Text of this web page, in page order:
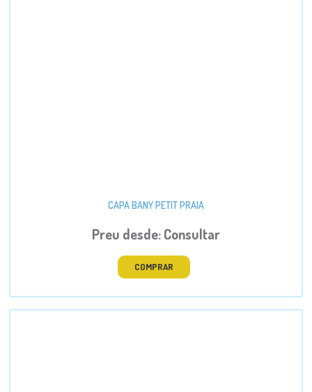
CAPA BANY PETIT PRAIA
Preu desde: Consultar
COMPRAR